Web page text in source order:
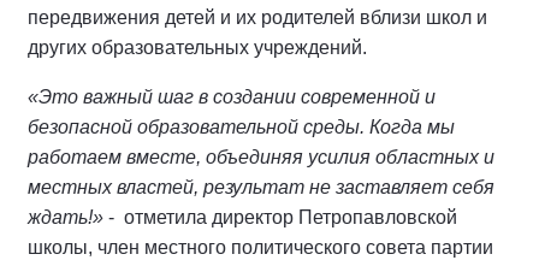
передвижения детей и их родителей вблизи школ и
других образовательных учреждений.
«Это важный шаг в создании современной и
безопасной образовательной среды. Когда мы
работаем вместе, объединяя усилия областных и
местных властей, результат не заставляет себя
ждать!» - отметила директор Петропавловской
школы, член местного политического совета партии